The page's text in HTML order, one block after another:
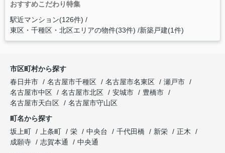
おすすめこだわり特集
駅近マンション(126件)
東区・千種区・北区エリアの物件(33件) 新築戸建(1件)
市区町村から探す
春日井市
名古屋市千種区 名古屋市名東区
瀬戸市
名古屋市中区
名古屋市北区 安城市
豊橋市
名古屋市天白区
名古屋市守山区
町名から探す
坂上町
上条町 栄 中央台 千代田橋 新栄
正木
成願寺
志賀本通
中央通